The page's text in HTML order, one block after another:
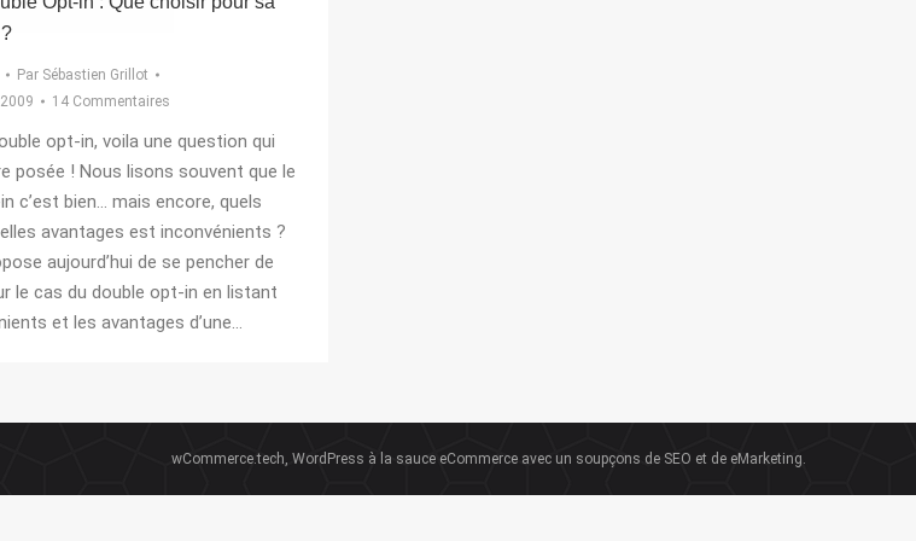
Par Sébastien Grillot
14 Commentaires
opt-in, voila une question qui
posée ! Nous lisons souvent que le
c’est bien… mais encore, quels
avantages est inconvénients ?
aujourd’hui de se pencher de
le cas du double opt-in en listant
et les avantages d’une…
wCommerce.tech, WordPress à la sauce eCommerce avec un soupçons de SEO et de eMarketing.